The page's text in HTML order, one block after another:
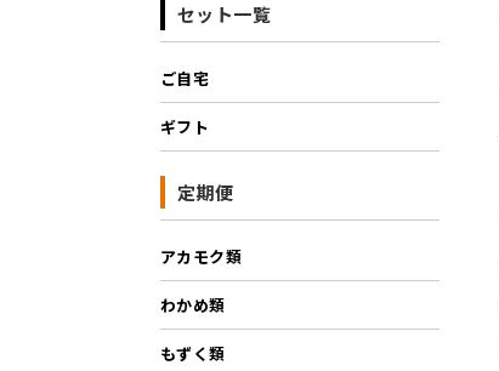
セット一覧
ご自宅
ギフト
定期便
アカモク類
わかめ類
もずく類